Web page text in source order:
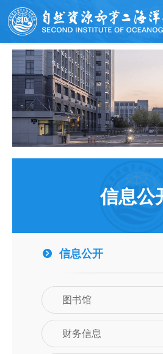
信息公
信息公开
图书馆
财务信息